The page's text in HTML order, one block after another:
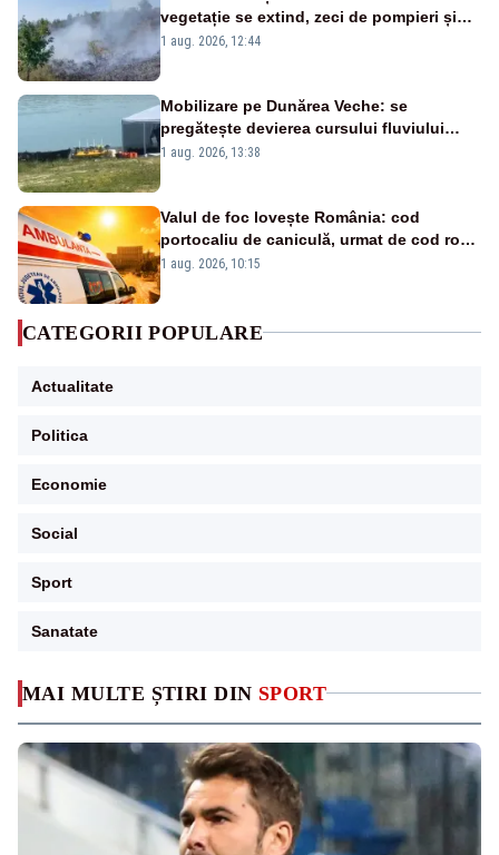
MAI MULTE ȘTIRI DIN SPORT
vegetație se extind, zeci de pompieri și
silvicultori se luptă cu flăcările - VIDEO
1 aug. 2026, 12:44
Mobilizare pe Dunărea Veche: se
pregătește devierea cursului fluviului
către Cernavodă – VIDEO
1 aug. 2026, 13:38
Valul de foc lovește România: cod
portocaliu de caniculă, urmat de cod roșu
duminică. Temperaturile urcă spre 40°C
1 aug. 2026, 10:15
CATEGORII POPULARE
Actualitate
Politica
Economie
Social
Sport
Sanatate